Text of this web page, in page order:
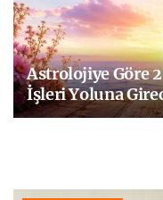
Astrolojiye Göre
İşleri Yoluna